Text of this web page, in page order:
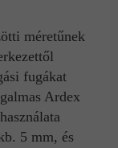
méretűnek
fugákat
Ardex
5 mm, és